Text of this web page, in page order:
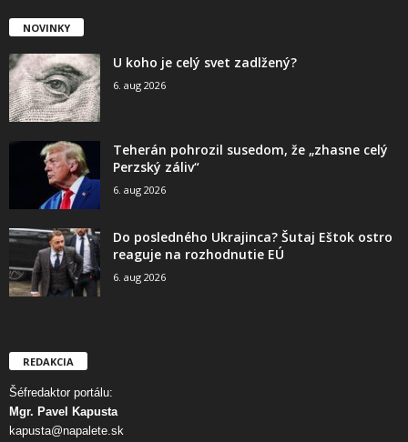
NOVINKY
U koho je celý svet zadlžený?
6. aug 2026
Teherán pohrozil susedom, že „zhasne celý
Perzský záliv“
6. aug 2026
Do posledného Ukrajinca? Šutaj Eštok ostro
reaguje na rozhodnutie EÚ
6. aug 2026
REDAKCIA
Šéfredaktor portálu:
Mgr. Pavel Kapusta
kapusta@napalete.sk